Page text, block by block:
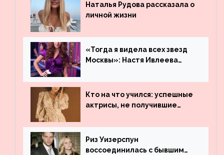
Наталья Рудова рассказала о
личной жизни
«Тогда я видела всех звезд
Москвы»: Настя Ивлеева
популярности и выложила
архивные фото
Кто на что учился: успешные
актрисы, не получившие
Риз Уизерспун
воссоединилась с бывшим